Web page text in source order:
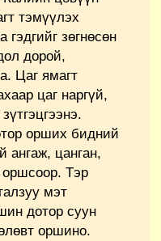
тэмүүлэх
зөгнөсөн
дорой,
Цаг ямагт
цаг наргүй,
орших бидний
ангаж, цанган,
оршсоор. Тэр
мэт
дотор суун
оршино.